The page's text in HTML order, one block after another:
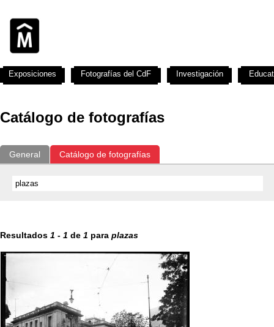
Catálogo de fotografías
General Catálogo de fotografías
Resultados 1 - 1 de 1 para plazas
Exposiciones Fotografías del CdF Investigación